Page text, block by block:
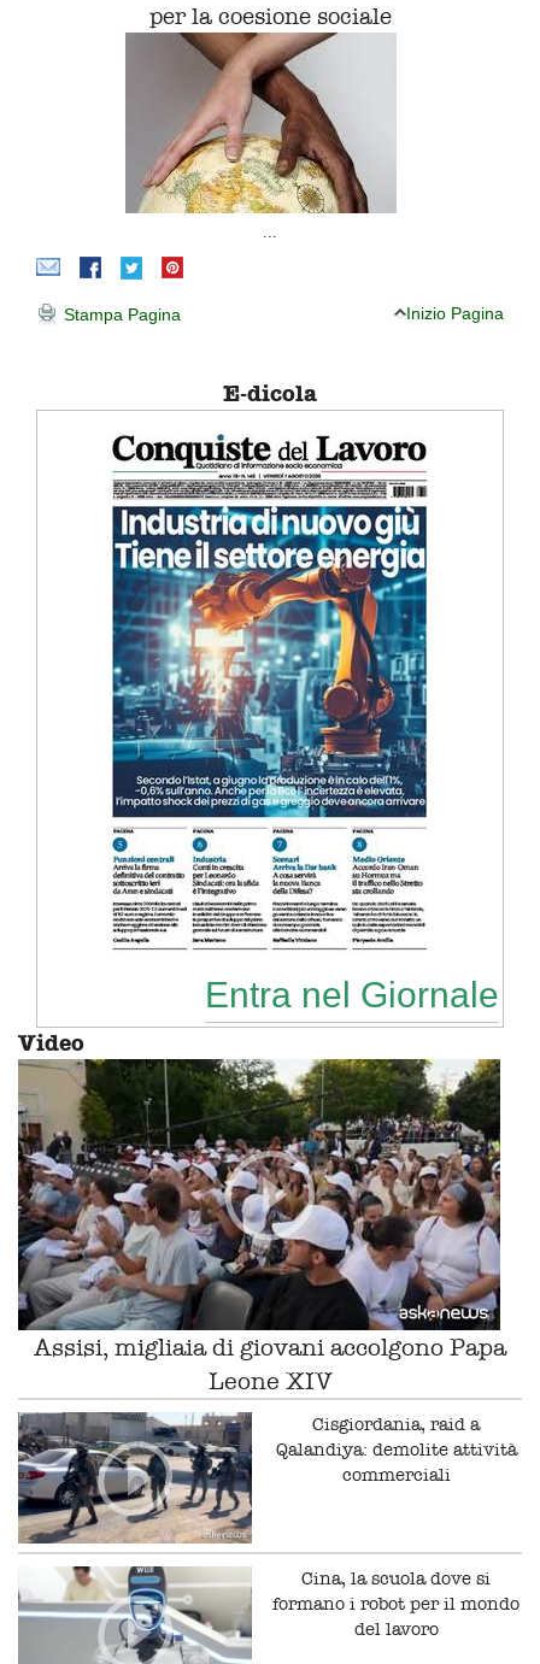
per la coesione sociale
Stampa Pagina Inizio Pagina
E-dicola
Entra nel Giornale
Video
Assisi, migliaia di giovani accolgono Papa
Leone XIV
Cisgiordania, raid a
Qalandiya: demolite attività
commerciali
Cina, la scuola dove si
formano i robot per il mondo
del lavoro